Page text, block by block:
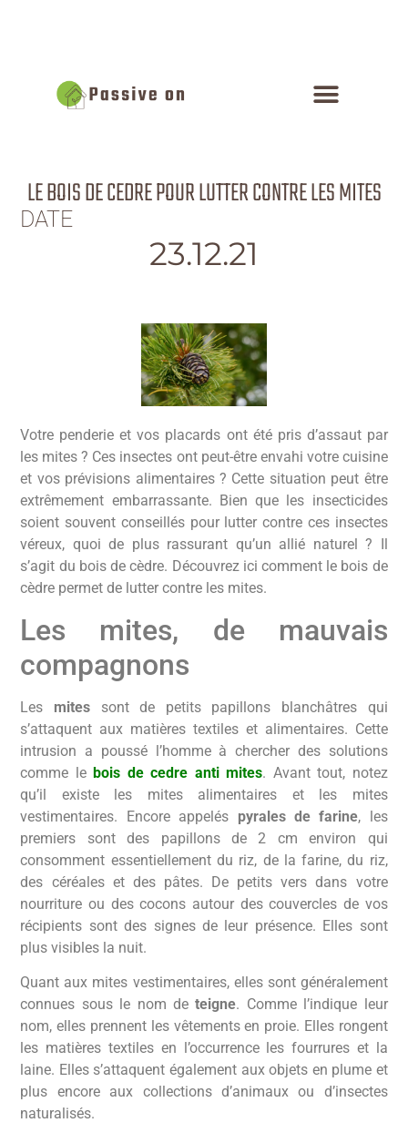
LE BOIS DE CEDRE POUR LUTTER CONTRE LES MITES
DATE
23.12.21
Votre penderie et vos placards ont été pris d’assaut par
les mites ? Ces insectes ont peut-être envahi votre cuisine
et vos prévisions alimentaires ? Cette situation peut être
extrêmement embarrassante. Bien que les insecticides
soient souvent conseillés pour lutter contre ces insectes
véreux, quoi de plus rassurant qu’un allié naturel ? Il
s’agit du bois de cèdre. Découvrez ici comment le bois de
cèdre permet de lutter contre les mites.
Les mites, de mauvais
compagnons
Les mites sont de petits papillons blanchâtres qui
s’attaquent aux matières textiles et alimentaires. Cette
intrusion a poussé l’homme à chercher des solutions
comme lebois de cedre anti mites. Avant tout, notez
qu’il existe les mites alimentaires et les mites
vestimentaires. Encore appelés pyrales de farine, les
premiers sont des papillons de 2 cm environ qui
consomment essentiellement du riz, de la farine, du riz,
des céréales et des pâtes. De petits vers dans votre
nourriture ou des cocons autour des couvercles de vos
récipients sont des signes de leur présence. Elles sont
plus visibles la nuit.
Quant aux mites vestimentaires, elles sont généralement
connues sous le nom deteigne. Comme l’indique leur
nom, elles prennent les vêtements en proie. Elles rongent
les matières textiles en l’occurrence les fourrures et la
laine. Elles s’attaquent également aux objets en plume et
plus encore aux collections d’animaux ou d’insectes
naturalisés.